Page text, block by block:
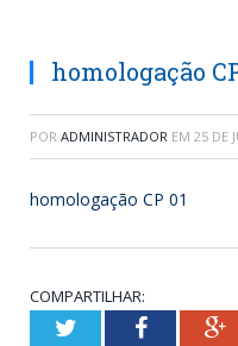
homologação
POR ADMINISTRADOR EM 25 DE
homologação CP 01
COMPARTILHAR:
TwitterFacebook